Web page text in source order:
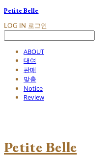
Petite Belle
LOG IN 로그인
ABOUT
대여
판매
맞춤
Notice
Review
Petite Belle